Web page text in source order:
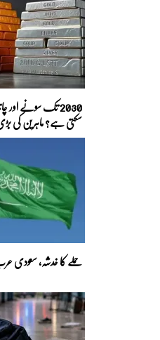
2030 تک سونے
سکتی ہے؟ ماہرین کی
حملے کا خدشہ، سعودی